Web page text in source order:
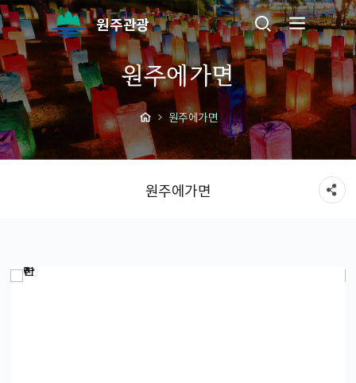
원주관광
원주에가면
원주에가면
원주에가면